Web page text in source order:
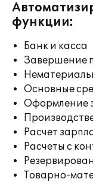
функции:
Банк и касса
Завершение
Основные
Оформление
Расчет
Расчеты с
Товарно-